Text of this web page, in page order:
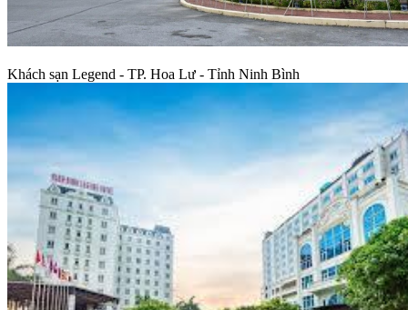
Khách sạn Legend - TP. Hoa Lư - Tỉnh Ninh Bình